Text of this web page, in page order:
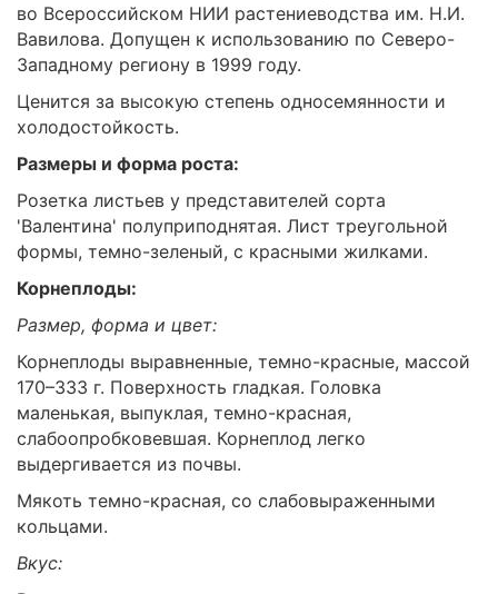
во Всероссийском НИИ растениеводства им. Н.И.
Вавилова. Допущен к использованию по Северо-
Западному региону в 1999 году.
Ценится за высокую степень односемянности и
холодостойкость.
Размеры и форма роста:
Розетка листьев у представителей сорта
'Валентина' полуприподнятая. Лист треугольной
формы, темно-зеленый, с красными жилками.
Корнеплоды:
Размер, форма и цвет:
Корнеплоды выравненные, темно-красные, массой
170–333 г. Поверхность гладкая. Головка
маленькая, выпуклая, темно-красная,
слабоопробковевшая. Корнеплод легко
выдергивается из почвы.
Мякоть темно-красная, со слабовыраженными
кольцами.
Вкус: